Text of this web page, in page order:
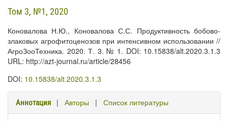
Том 3, №1, 2020
Коновалова Н.Ю., Коновалова С.С. Продуктивность бобово-
злаковых агрофитоценозов при интенсивном использовании //
АгроЗооТехника. 2020. Т. 3. № 1. DOI: 10.15838/alt.2020.3.1.3
URL: http://azt-journal.ru/article/28456
DOI: 10.15838/alt.2020.3.1.3
Аннотация | Авторы | Список литературы